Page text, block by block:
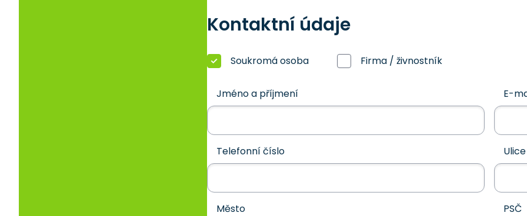
Kontaktní údaje
Soukromá osoba Firma / živnostník
Jméno a příjmení E-
Telefonní číslo Ulice
Město PSČ